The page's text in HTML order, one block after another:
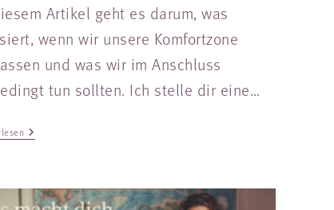
Artikel geht es darum, was
wenn wir unsere Komfortzone
und was wir im Anschluss
tun sollten. Ich stelle dir eine…